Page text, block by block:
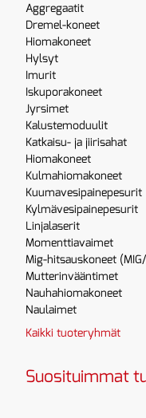
Aggregaatit
Dremel-koneet
Hiomakoneet
Hylsyt
Imurit
Iskuporakoneet
Jyrsimet
Kalustemoduulit
Katkaisu- ja jiirisahat
Hiomakoneet
Kulmahiomakoneet
Kuumavesipainepesurit
Kylmävesipainepesurit
Linjalaserit
Momenttiavaimet
Mig-hitsauskoneet
Mutterinvääntimet
Nauhahiomakoneet
Naulaimet
Kaikki tuoteryhmät
Suosituimmat